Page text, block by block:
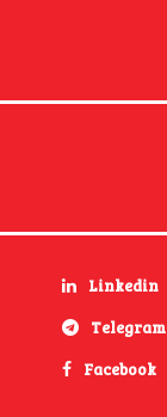
Linkedin
Telegram
Facebook